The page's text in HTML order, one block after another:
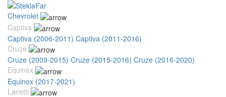
Chevrolet
Captiva
Captiva (2006-2011) Captiva (2011-2016)
Cruze
Cruze (2009-2015) Cruze (2015-2016) Cruze (2016-2020)
Equinox
Equinox (2017-2021)
Lacetti